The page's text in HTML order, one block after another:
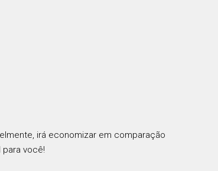
irá economizar em comparação
para você!